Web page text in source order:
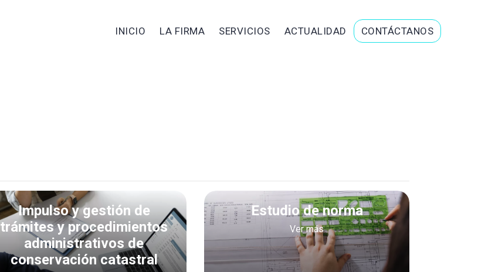
INICIO LA FIRMA SERVICIOS ACTUALIDAD CONTÁCTANOS
Impulso y gestión de
trámites y procedimientos
administrativos de
conservación catastral
Estudio de norma
Ver más